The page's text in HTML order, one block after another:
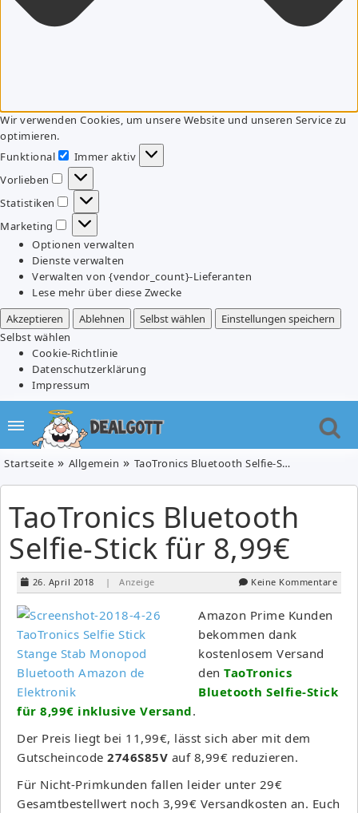
Wir verwenden Cookies, um unsere Website und unseren Service zu
optimieren.
Funktional
Funktional
Immer aktiv
Vorlieben
Vorlieben
Statistiken
Statistiken
Marketing
Marketing
Optionen verwalten
Dienste verwalten
Verwalten von {vendor_count}-Lieferanten
Lese mehr über diese Zwecke
Akzeptieren
Ablehnen Selbst wählen
Einstellungen speichern
Selbst wählen
Cookie-Richtlinie
Datenschutzerklärung
Impressum
Startseite Allgemein TaoTronics Bluetooth Selfie-Stick für 8,99€
TaoTronics Bluetooth
Selfie-Stick für 8,99€
26. April 2018 | Anzeige Keine Kommentare
Amazon Prime Kunden
bekommen dank
kostenlosem Versand
den TaoTronics
Bluetooth Selfie-Stick
für 8,99€ inklusive Versand.
Der Preis liegt bei 11,99€, lässt sich aber mit dem
Gutscheincode 2746S85V auf 8,99€ reduzieren.
Für Nicht-Primkunden fallen leider unter 29€
Gesamtbestellwert noch 3,99€ Versandkosten an. Euch